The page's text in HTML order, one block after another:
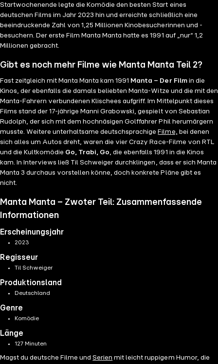
Startwochenende legte die Komödie den besten Start eines
deutschen Films im Jahr 2023 hin und erreichte schließlich eine
beeindruckende Zahl von 1,25 Millionen Kinobesucherinnen und -
besuchern. Der erste Film Manta Manta hatte es 1991 auf „nur“ 1,2
Millionen gebracht.
Gibt es noch mehr Filme wie Manta Manta Teil 2?
Fast zeitgleich mit Manta Manta kam 1991 Manta – Der Filmin die
Kinos, der ebenfalls die damals beliebten Manta-Witze und die mit den
Manta-Fahrern verbundenen Klischees aufgriff. Im Mittelpunkt dieses
Films stand der 17-jährige Manni Grabowski, gespielt von Sebastian
Rudolph, der sich mit dem hochnäsigen Golffahrer Phil herumärgern
musste. Weitere unterhaltsame deutschsprachige Filme, bei denen
sich alles um Autos dreht, waren die vier Crazy Race-Filme von RTL
und die Kultkomödie Go, Trabi, Go, die ebenfalls 1991 in die Kinos
kam. In Interviews ließ Til Schweiger durchklingen, dass er sich Manta
Manta 3 durchaus vorstellen könne, doch konkrete Pläne gibt es
nicht.
Manta Manta – Zwoter Teil: Zusammenfassende
Informationen
Erscheinungsjahr
2023
Regisseur
Til Schweiger
Produktionsland
Deutschland
Genre
Komödie
Länge
127 Minuten
Magst du deutsche Filme undSerien mit leicht ruppigem Humor, die